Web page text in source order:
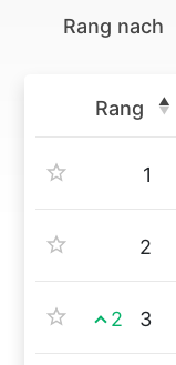
Rang nach
Rang
1
2
2 3